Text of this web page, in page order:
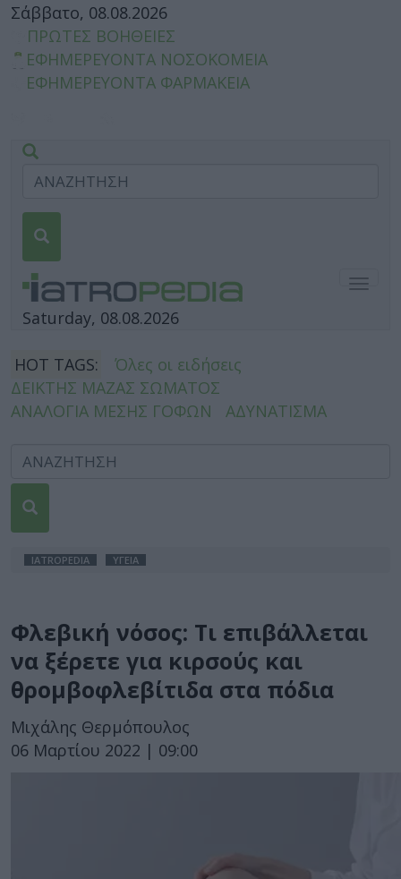
Σάββατο, 08.08.2026
ΠΡΩΤΕΣ ΒΟΗΘΕΙΕΣ
ΕΦΗΜΕΡΕΥΟΝΤΑ ΝΟΣΟΚΟΜΕΙΑ
ΕΦΗΜΕΡΕΥΟΝΤΑ ΦΑΡΜΑΚΕΙΑ
Saturday, 08.08.2026
HOT TAGS:
Όλες οι ειδήσεις
ΔΕΙΚΤΗΣ ΜΑΖΑΣ ΣΩΜΑΤΟΣ
ΑΝΑΛΟΓΙΑ ΜΕΣΗΣ ΓΟΦΩΝ
ΑΔΥΝΑΤΙΣΜΑ
IATROPEDIA ΥΓΕΙΑ
Φλεβική νόσος: Τι επιβάλλεται
να ξέρετε για κιρσούς και
θρομβοφλεβίτιδα στα πόδια
Μιχάλης Θερμόπουλος
06 Μαρτίου 2022 | 09:00